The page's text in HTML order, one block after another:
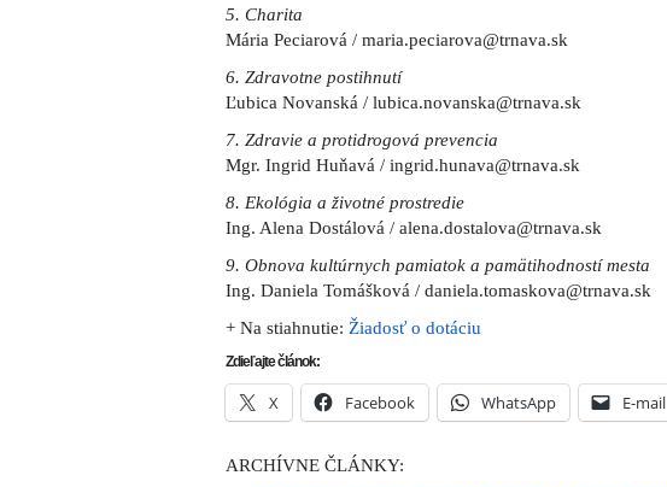
5. Charita
Mária Peciarová / maria.peciarova@trnava.sk
6. Zdravotne postihnutí
Ľubica Novanská / lubica.novanska@trnava.sk
7. Zdravie a protidrogová prevencia
Mgr. Ingrid Huňavá / ingrid.hunava@trnava.sk
8. Ekológia a životné prostredie
Ing. Alena Dostálová / alena.dostalova@trnava.sk
9. Obnova kultúrnych pamiatok a pamätihodností mesta
Ing. Daniela Tomášková / daniela.tomaskova@trnava.sk
+ Na stiahnutie: Žiadosť o dotáciu
Zdieľajte článok:
X Facebook WhatsApp E-mail
ARCHÍVNE ČLÁNKY: